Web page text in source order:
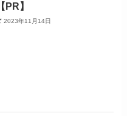
【PR】
2023年11月14日